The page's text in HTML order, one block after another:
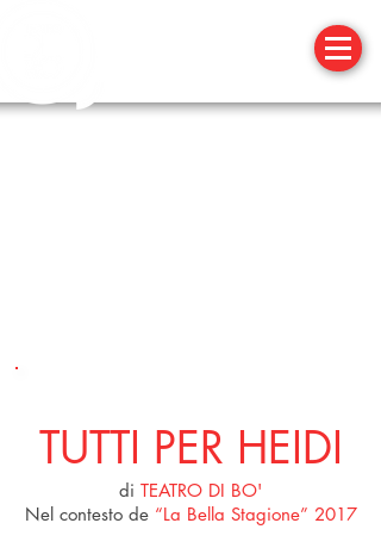
TUTTI PER HEIDI
di TEATRO DI BO'
Nel contesto de “La Bella Stagione” 2017